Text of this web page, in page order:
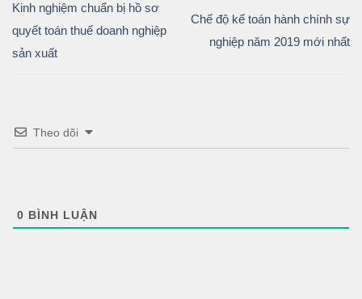
Kinh nghiệm chuẩn bị hồ sơ
quyết toán thuế doanh nghiệp
sản xuất
Chế độ kế toán hành chính sự
nghiệp năm 2019 mới nhất
Theo dõi
0 BÌNH LUẬN